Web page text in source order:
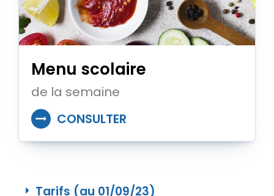
Menu scolaire
de la semaine
CONSULTER
Tarifs (au 01/09/23)